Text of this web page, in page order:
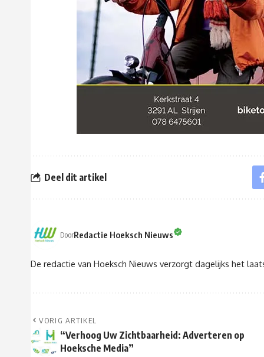
Deel dit artikel
DoorRedactie Hoeksch Nieuws
De redactie van Hoeksch Nieuws verzorgt dagelijks het
VORIG ARTIKEL
“Verhoog Uw Zichtbaarheid: Adverteren op
Hoeksche Media”